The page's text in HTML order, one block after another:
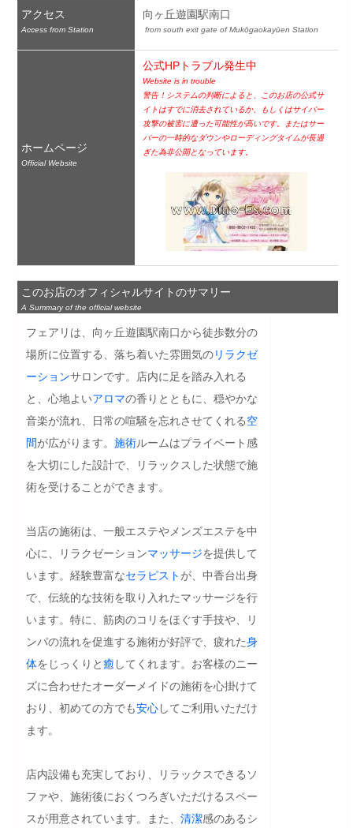
アクセス
Access from Station
向ヶ丘遊園駅南口
from south exit gate of Mukōgaokayūen Station
ホームページ
Official Website
公式HPトラブル発生中
Website is in trouble
警告！システムの判断によると、このお店の公式サ
イトはすでに消去されているか、もしくはサイバー
攻撃の被害に遭った可能性が高いです。またはサー
バーの一時的なダウンやローディングタイムが長過
ぎた為非公開となっています。
このお店のオフィシャルサイトのサマリー
A Summary of the official website
フェアリは、向ヶ丘遊園駅南口から徒歩数分の
場所に位置する、落ち着いた雰囲気のリラクゼ
ーションサロンです。店内に足を踏み入れる
と、心地よいアロマの香りとともに、穏やかな
音楽が流れ、日常の喧騒を忘れさせてくれる空
間が広がります。 施術ルームはプライベート感
を大切にした設計で、リラックスした状態で施
術を受けることができます。
当店の施術は、一般エステやメンズエステを中
心に、リラクゼーションマッサージを提供して
います。経験豊富なセラピスト が、中香台出身
で、伝統的な技術を取り入れたマッサージを行
います。特に、筋肉のコリをほぐす手技や、リ
ンパの流れを促進する施術が好評で、疲れた身
体をじっくりと癒 してくれます。お客様のニー
ズに合わせたオーダーメイドの施術を心掛けて
おり、初めての方でも安心してご利用いただけ
ます。
店内設備も充実しており、リラックスできるソ
ファや、施術後におくつろぎいただけるスペー
スが用意されています。また、 清潔感のあるシ